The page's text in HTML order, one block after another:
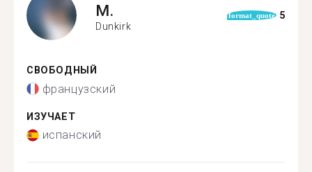
M.
Dunkirk
format_quote 5
СВОБОДНЫЙ
французский
ИЗУЧАЕТ
испанский